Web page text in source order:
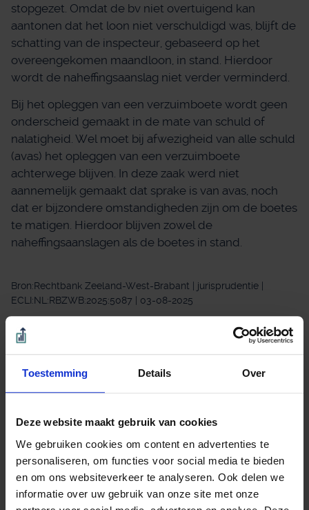
Toestemming Details Over
Deze website maakt gebruik van cookies
We gebruiken cookies om content en advertenties te
personaliseren, om functies voor social media te bieden
en om ons websiteverkeer te analyseren. Ook delen we
informatie over uw gebruik van onze site met onze
stopgezet. Omdat de bv niet overtuigend kan
aantonen dat het loon niet verschuldigd was, blijft de
schatting van de inspecteur, gebaseerd op het
overeengekomen maandloon, in stand. Hierdoor
wordt de naheffingsaanslag niet verder verminderd.
Bij het opleggen van een verzuimboete wordt geen
onderscheid gemaakt in de mate van schuld of
nalatigheid. Wel moet bij afwezigheid van alle schuld
(avas) het opleggen van een verzuimboete
achterwege blijven. In deze zaak werd niet
aannemelijk gemaakt dat sprake is van avas, noch
dat er bijzondere omstandigheden zijn om de boetes
te matigen. Hierdoor blijven zowel de
naheffingsaanslagen als de boetes in stand.
Bron:Rechtbank Zeeland-West-Brabant | jurisprudentie |
ECLI:NL:RBZWB:2025:5087 | 03-08-2025
Verlaag de kosten van uw
adviseur.
Overstapvoordeel berekenen
Binnen 1 minuut. Direct zichtbaar.
Beoordeeld met een 9.0 uit 10 op basis van 3453